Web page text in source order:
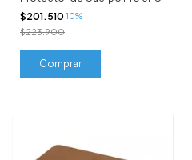
$201.510 10%
$223.900